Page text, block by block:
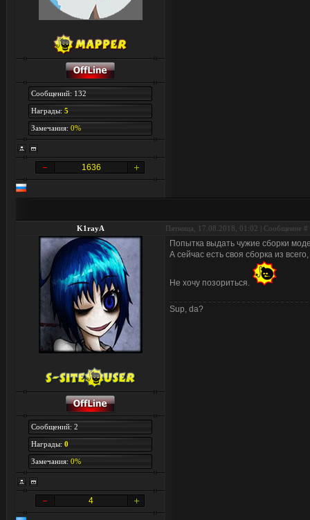
Сообщений: 132
Награды: 5
Замечания: 0%
1636
K1rayA Пятница, 17.08.2018, 01:02 | Сообщение #
Сообщений: 2
Награды: 0
Замечания: 0%
4
Попытка выдать чужие сборки
А сейчас есть своя сборка из
Не хочу позориться.
Sup, da?